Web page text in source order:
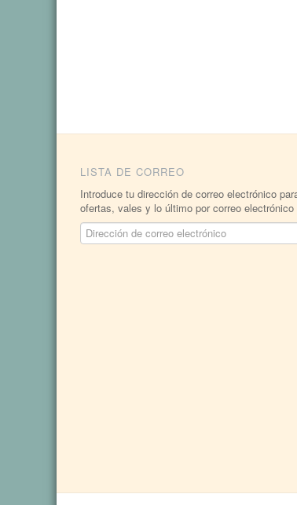
LISTA DE CORREO
Introduce tu dirección de correo electrónico
ofertas, vales y lo último por correo electrónico